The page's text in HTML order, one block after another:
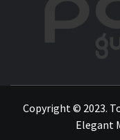
Copyright © 2023.
Elegant